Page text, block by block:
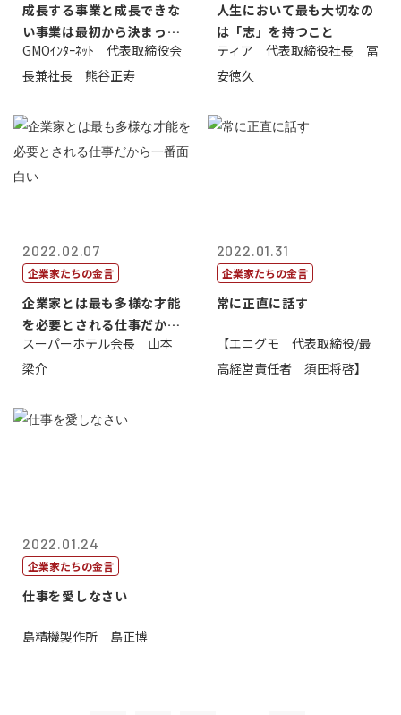
成長する事業と成長できな
い事業は最初から決まって
いる
GMOｲﾝﾀｰﾈｯﾄ 代表取締役会
長兼社長 熊谷正寿
人生において最も大切なの
は「志」を持つこと
ティア 代表取締役社長 冨
安徳久
2022.02.07
企業家たちの金言
企業家とは最も多様な才能
を必要とされる仕事だから
一番面白い
スーパーホテル会長 山本
梁介
2022.01.31
企業家たちの金言
常に正直に話す
【エニグモ 代表取締役/最
高経営責任者 須田将啓】
2022.01.24
企業家たちの金言
仕事を愛しなさい
島精機製作所 島正博